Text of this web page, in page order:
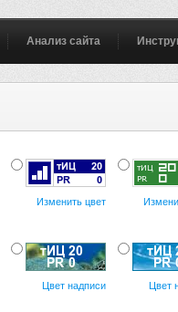
Анализ сайта
Изменить цвет
Цвет надписи Цвет